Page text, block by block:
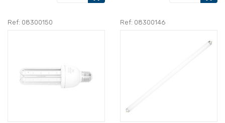
Ref: 08300150 Ref: 08300146